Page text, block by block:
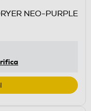
NEO-PURPLE